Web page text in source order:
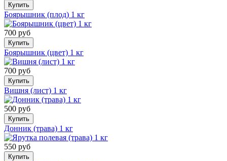
Купить
Боярышник (плод) 1 кг
700 руб
Купить
Боярышник (цвет) 1 кг
700 руб
Купить
Вишня (лист) 1 кг
500 руб
Купить
Донник (трава) 1 кг
550 руб
Купить